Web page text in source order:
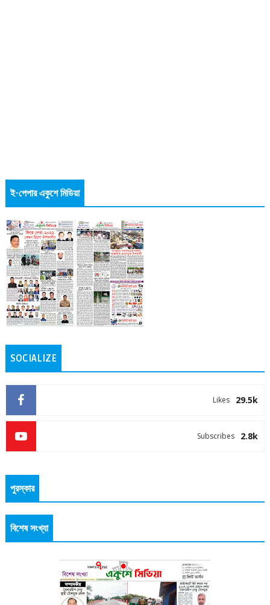
ই-পেপার একুশে মিডিয়া
SOCIALIZE
29.5k
Likes
2.8k
Subscribes
পুরস্কার
বিশেষ সংখ্যা